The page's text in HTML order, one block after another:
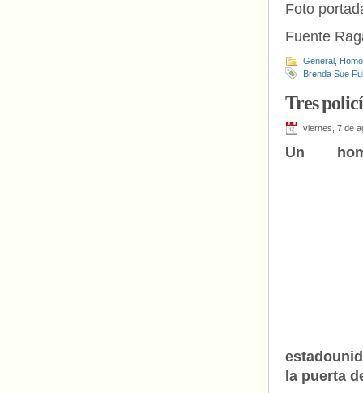
Foto
Fuente
General
Brenda Sue
Tres
viernes, 7 de
Un
la puerta